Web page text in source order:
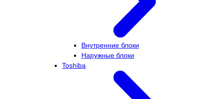
Внутренние блоки
Наружные блоки
Toshiba